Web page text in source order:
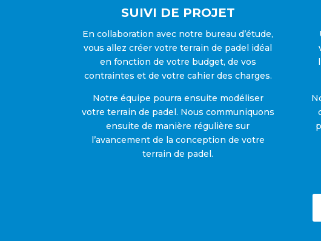
SUIVI DE PROJET
En collaboration avec notre bureau d’étude,
vous allez créer votre terrain de padel idéal
en fonction de votre budget, de vos
contraintes et de votre cahier des charges.
Notre équipe pourra ensuite modéliser
votre terrain de padel. Nous communiquons
ensuite de manière régulière sur
l’avancement de la conception de votre
terrain de padel.